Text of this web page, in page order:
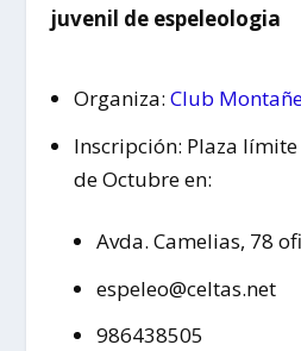
juvenil de espeleologia
Organiza: Club
Inscripción: Plaza
de Octubre en:
Avda. Camelias, 78
espeleo@celtas.net
986438505